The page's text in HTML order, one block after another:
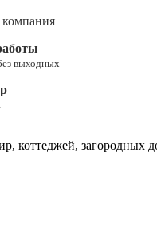
выходных
коттеджей,